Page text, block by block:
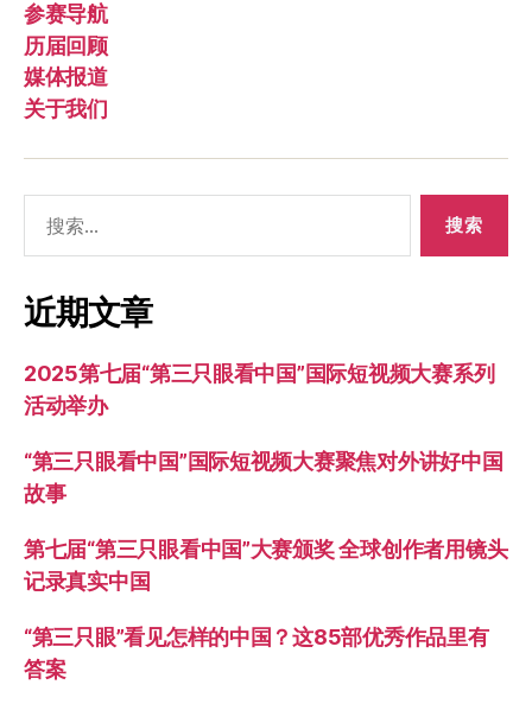
参赛导航
历届回顾
媒体报道
关于我们
索：
近期文章
2025第七届“第三只眼看中国”国际短视频大赛系列
活动举办
“第三只眼看中国”国际短视频大赛聚焦对外讲好中国
故事
第七届“第三只眼看中国”大赛颁奖 全球创作者用镜头
记录真实中国
“第三只眼”看见怎样的中国？这85部优秀作品里有
答案